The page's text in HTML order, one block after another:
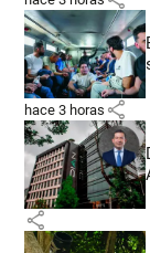
hace 3 horas share
share